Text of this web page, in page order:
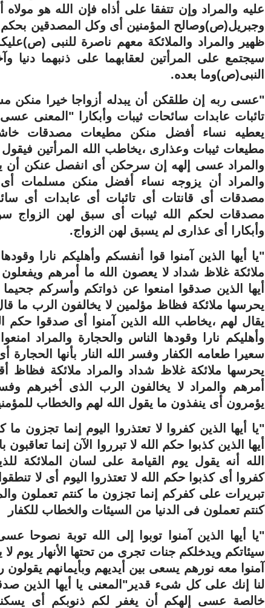
عليه والمراد وإن تتفقا على أذاه فإن الله هو
وجبريل(ص)وصالح المؤمنين أى وكل المصدقين بحكم
ظهير والمراد والملائكة معهم ناصرة للنبى
سيجتمع على المرأتين لعقابهما على ذنبهما دنيا
النبى(ص)وما بعده.
"عسى ربه إن طلقكن أن يبدله أزواجا خيرا منكن
تائبات عابدات سائحات ثيبات وأبكارا "المعنى
يعطيه نساء أفضل منكن مطيعات مصدقات
مطيعات ثيبات وعذارى ،يخاطب الله المرأتين
والمراد عسى إلهه إن سرحكن أى انفصل عنكن أن
والمراد أن يزوجه نساء أفضل منكن مسلمات
مصدقات أى قانتات أى تائبات أى عابدات أى
مصدقات لحكم الله ثيبات أى سبق لهن الزواج
وأبكارا أى عذارى لم يسبق لهن الزواج.
"يا أيها الذين آمنوا قوا أنفسكم وأهليكم نارا
ملائكة غلاظ شداد لا يعصون الله ما أمرهم
أيها الذين صدقوا امنعوا عن ذواتكم وأسركم جحيما
يحرسها ملائكة فظاظ مؤلمين لا يخالفون الرب ما
يقال لهم ،يخاطب الله الذين آمنوا أى صدقوا حكم
وأهليكم نارا وقودها الناس والحجارة والمراد
سعيرا طعامه الكفار وفسر الله النار بأنها الحجارة
يحرسها ملائكة غلاظ شداد والمراد ملائكة فظاظ
أمرهم والمراد لا يخالفون الرب الذى أخبرهم
يؤمرون أى ينفذون ما يقول الله لهم والخطاب
"يا أيها الذين كفروا لا تعتذروا اليوم إنما تجزون
أيها الذين كذبوا حكم الله لا تبرروا الآن إنما
الله أنه يقول يوم القيامة على لسان الملائكة
كفروا أى كذبوا حكم الله لا تعتذروا اليوم أى لا تنطقوا
تبريرات على كفركم إنما تجزون ما كنتم تعملون
كنتم تعملون فى الدنيا من السيئات والخطاب للكفار
"يا أيها الذين آمنوا توبوا إلى الله توبة نصوحا
سيئاتكم ويدخلكم جنات تجرى من تحتها الأنهار يوم لا
آمنوا معه نورهم يسعى بين أيديهم وبأيمانهم يقولون
لنا إنك على كل شىء قدير"المعنى يا أيها الذين
خالصة عسى إلهكم أن يغفر لكم ذنوبكم أى